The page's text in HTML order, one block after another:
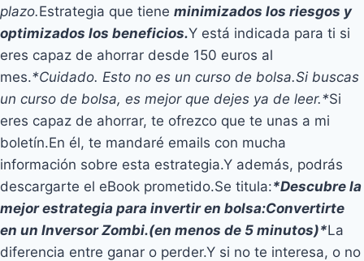
plazo.Estrategia que tiene minimizados los riesgos y
optimizados los beneficios.Y está indicada para ti si
eres capaz de ahorrar desde 150 euros al
mes.*Cuidado. Esto no es un curso de bolsa.Si buscas
un curso de bolsa, es mejor que dejes ya de leer.*Si
eres capaz de ahorrar, te ofrezco que te unas a mi
boletín.En él, te mandaré emails con mucha
información sobre esta estrategia.Y además, podrás
descargarte el eBook prometido.Se titula:*Descubre la
mejor estrategia para invertir en bolsa:Convertirte
en un Inversor Zombi.(en menos de 5 minutos)*La
diferencia entre ganar o perder.Y si no te interesa, o no